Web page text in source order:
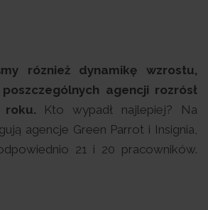
róznież dynamikę wzrostu,
agencji rozrósł
Kto wypadł najlepiej? Na
agencje Green Parrot i Insignia,
21 i 20 pracowników.